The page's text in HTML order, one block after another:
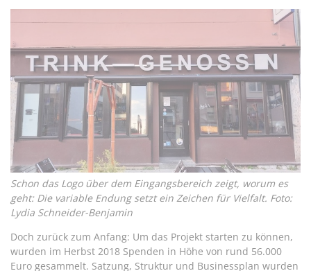
Schon das Logo über dem Eingangsbereich zeigt, worum es
geht: Die variable Endung setzt ein Zeichen für Vielfalt. Foto:
Lydia Schneider-Benjamin
Doch zurück zum Anfang: Um das Projekt starten zu können,
wurden im Herbst 2018 Spenden in Höhe von rund 56.000
Euro gesammelt. Satzung, Struktur und Businessplan wurden